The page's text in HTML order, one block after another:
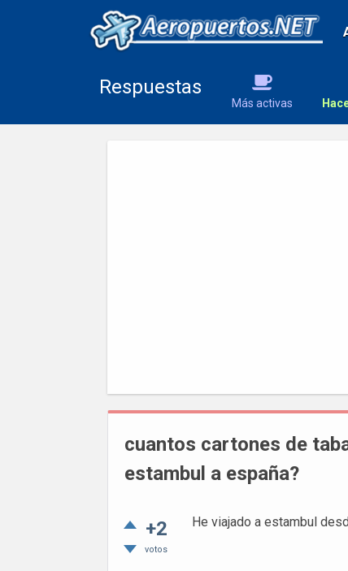
Respuestas
Más activas
cuantos cartones de
estambul a españa?
+2
votos
He viajado a estambul